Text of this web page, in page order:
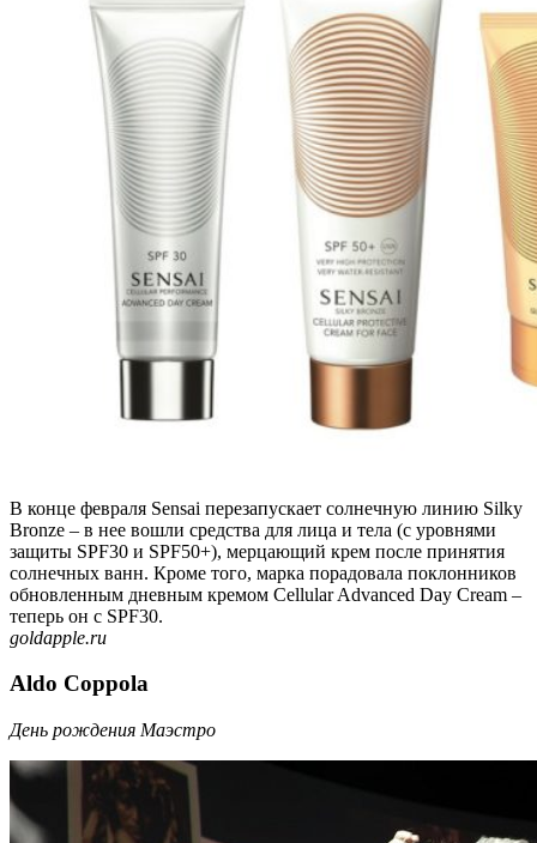
В конце февраля Sensai перезапускает солнечную линию Silky
Bronze – в нее вошли средства для лица и тела (с уровнями
защиты SPF30 и SPF50+), мерцающий крем после принятия
солнечных ванн. Кроме того, марка порадовала поклонников
обновленным дневным кремом Cellular Advanced Day Cream –
теперь он с SPF30.
goldapple.ru
Aldo Coppola
День рождения Маэстро